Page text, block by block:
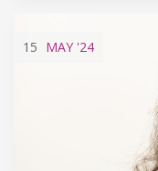
15 MAY '24